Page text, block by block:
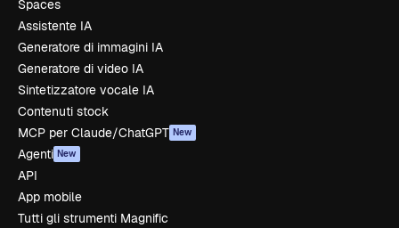
Spaces
Assistente IA
Generatore di immagini IA
Generatore di video IA
Sintetizzatore vocale IA
Contenuti stock
MCP per Claude/ChatGPT New
Agenti New
API
App mobile
Tutti gli strumenti Magnific